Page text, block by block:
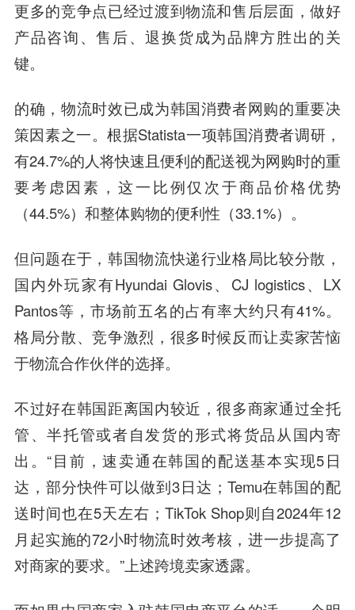
更多的竞争点已经过渡到物流和售后层面，做好
产品咨询、售后、退换货成为品牌方胜出的关
键。
的确，物流时效已成为韩国消费者网购的重要决
策因素之一。根据Statista一项韩国消费者调研，
有24.7%的人将快速且便利的配送视为网购时的重
要考虑因素，这一比例仅次于商品价格优势
（44.5%）和整体购物的便利性（33.1%）。
但问题在于，韩国物流快递行业格局比较分散，
国内外玩家有Hyundai Glovis、CJ logistics、LX
Pantos等，市场前五名的占有率大约只有41%。
格局分散、竞争激烈，很多时候反而让卖家苦恼
于物流合作伙伴的选择。
不过好在韩国距离国内较近，很多商家通过全托
管、半托管或者自发货的形式将货品从国内寄
出。“目前，速卖通在韩国的配送基本实现5日
达，部分快件可以做到3日达；Temu在韩国的配
送时间也在5天左右；TikTok Shop则自2024年12
月起实施的72小时物流时效考核，进一步提高了
对商家的要求。”上述跨境卖家透露。